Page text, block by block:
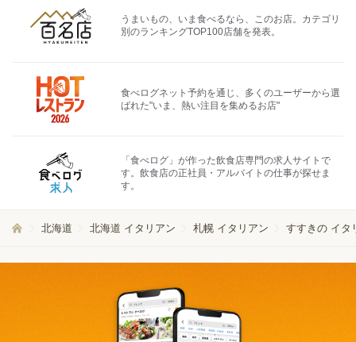
うまいもの、いま食べるなら、このお店。カテゴリ
別のランキングTOP100店舗を発表。
食べログネット予約を通じ、多くのユーザーから選
ばれた"いま、熱い注目を集めるお店"
「食べログ」が作った飲食店専門の求人サイトで
す。飲食店の正社員・アルバイトの仕事が探せま
す。
北海道 北海道 イタリアン 札幌 イタリアン すすきの イタ